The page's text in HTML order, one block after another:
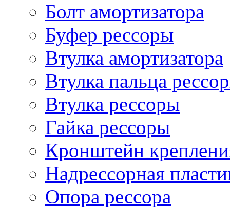
Болт амортизатора
Буфер рессоры
Втулка амортизатора
Втулка пальца
Втулка рессоры
Гайка рессоры
Кронштейн
Надрессорная
Опора рессора